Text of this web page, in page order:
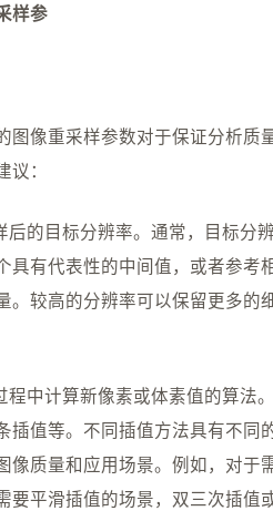
样参
图像重采样参数对于保证分析质
：
的目标分辨率。通常，目标分
具有代表性的中间值，或者参考
。较高的分辨率可以保留更多的
中计算新像素或体素值的算法
插值等。不同插值方法具有不同
像质量和应用场景。例如，对于
平滑插值的场景，双三次插值